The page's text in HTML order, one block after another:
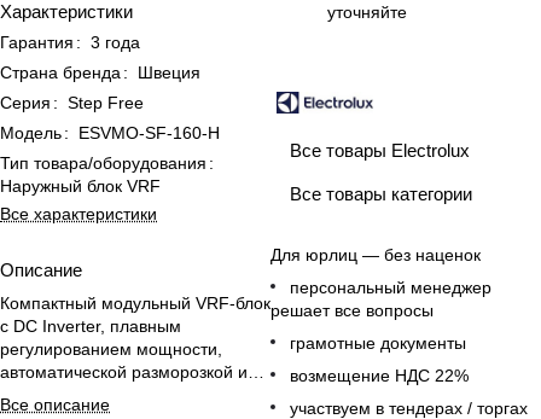
Характеристики
Гарантия : 3 года
Страна бренда :
Швеция
Серия : Step Free
Модель:
ESVMO-SF-160-H
Тип товара/оборудования :
Наружный блок VRF
Все характеристики
Описание
Компактный модульный VRF-блок
с DC Inverter, плавным
регулированием мощности,
автоматической разморозкой и
зимним пуском для небольших
Все описание
уточняйте
Все товары Electrolux
Все товары категории
Для юрлиц — без наценок
персональный менеджер
решает все вопросы
грамотные документы
возмещение НДС 22%
участвуем в тендерах / торгах